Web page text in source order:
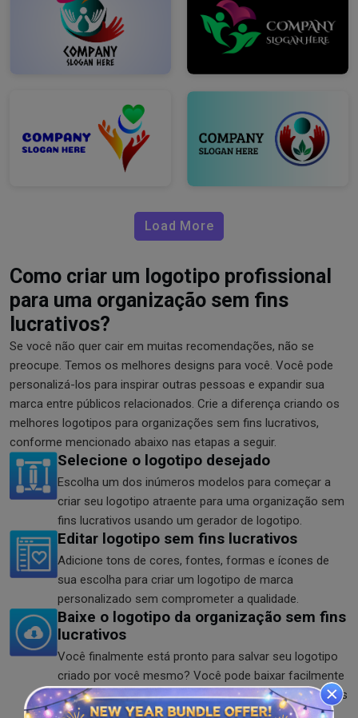
Load More
Como criar um logotipo profissional
para uma organização sem fins
lucrativos?
Se você não quer cair em muitas recomendações, não se
preocupe. Temos os melhores designs para você. Você pode
personalizá-los para inspirar outras pessoas e expandir sua
marca entre públicos relacionados. Crie a diferença criando os
melhores logotipos para organizações sem fins lucrativos,
conforme mencionado abaixo nas etapas a seguir.
Selecione o logotipo desejado
Escolha um dos inúmeros modelos para começar a
criar seu logotipo atraente para uma organização sem
fins lucrativos usando um gerador de logotipo.
Editar logotipo sem fins lucrativos
Adicione tons de cores, fontes, formas e ícones de
sua escolha para criar um logotipo de marca
personalizado sem comprometer a qualidade.
Baixe o logotipo da organização sem fins
lucrativos
Você finalmente está pronto para salvar seu logotipo
criado por você mesmo? Você pode baixar facilmente
o logotipo da sua instituição de caridade nos formatos
SVG, PNG e JPG.